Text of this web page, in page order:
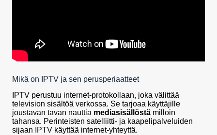
Mikä on IPTV ja sen perusperiaatteet
IPTV perustuu internet-protokollaan, joka välittää
television sisältöä verkossa. Se tarjoaa käyttäjille
joustavan tavan nauttia mediasisällöstä milloin
tahansa. Perinteisten satelliitti- ja kaapelipalveluiden
sijaan IPTV käyttää internet-yhteyttä.